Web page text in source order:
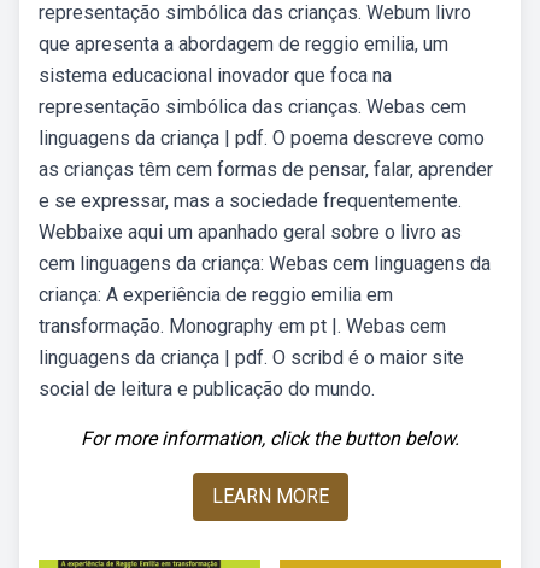
representação simbólica das crianças. Webum livro
que apresenta a abordagem de reggio emilia, um
sistema educacional inovador que foca na
representação simbólica das crianças. Webas cem
linguagens da criança | pdf. O poema descreve como
as crianças têm cem formas de pensar, falar, aprender
e se expressar, mas a sociedade frequentemente.
Webbaixe aqui um apanhado geral sobre o livro as
cem linguagens da criança: Webas cem linguagens da
criança: A experiência de reggio emilia em
transformação. Monography em pt |. Webas cem
linguagens da criança | pdf. O scribd é o maior site
social de leitura e publicação do mundo.
For more information, click the button below.
LEARN MORE